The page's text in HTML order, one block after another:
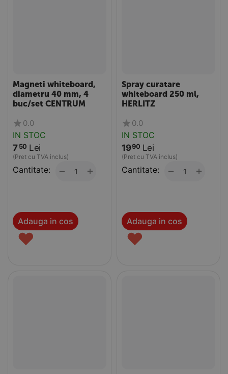
Magneti whiteboard,
diametru 40 mm, 4
buc/set CENTRUM
0.0
IN STOC
7 50 Lei
(Pret cu TVA inclus)
Cantitate: +
−
Adauga in cos
♥
Spray curatare
whiteboard 250 ml,
HERLITZ
0.0
IN STOC
1990 Lei
(Pret cu TVA inclus)
Cantitate: +
−
Adauga in cos
♥